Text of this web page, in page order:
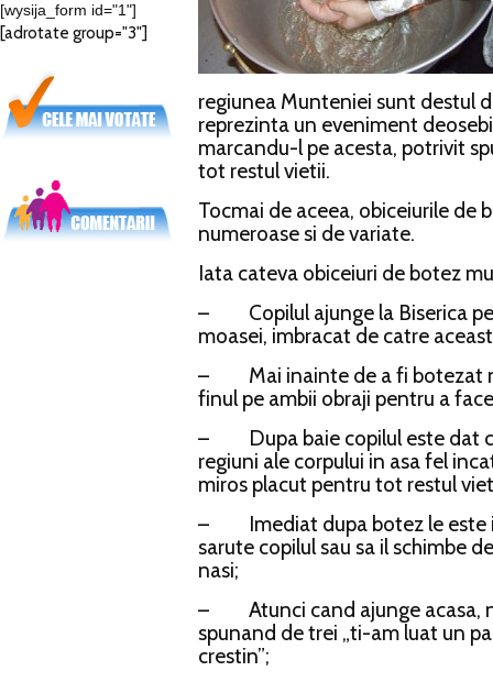
regiunea Munteniei sunt destul
reprezinta un eveniment
marcandu-l pe acesta, potrivit
tot restul vietii.
Tocmai de aceea, obiceiurile de
numeroase si de variate.
Iata cateva obiceiuri de botez
– Copilul ajunge la Biserica
moasei, imbracat de catre
– Mai inainte de a fi botezat
finul pe ambii obraji pentru a
– Dupa baie copilul este dat
regiuni ale corpului in asa fel
miros placut pentru tot restul
– Imediat dupa botez le este
sarute copilul sau sa il schimbe
nasi;
– Atunci cand ajunge acasa,
spunand de trei „ti-am luat un
crestin”;
[wysija_form id="1"]
[adrotate group="3"]